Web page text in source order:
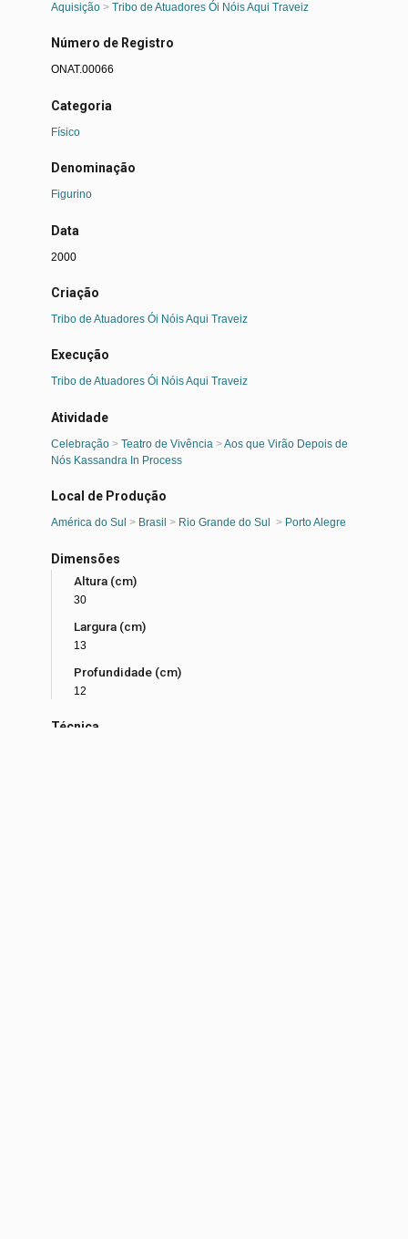
Aquisição> Tribo de Atuadores Ói Nóis Aqui Traveiz
Número de Registro
ONAT.00066
Categoria
Físico
Denominação
Figurino
Data
2000
Criação
Tribo de Atuadores Ói Nóis Aqui Traveiz
Execução
Tribo de Atuadores Ói Nóis Aqui Traveiz
Atividade
Celebração> Teatro de Vivência >Aos que Virão Depois de
Nós Kassandra In Process
Local de Produção
América do Sul > Brasil > Rio Grande do Sul > Porto Alegre
Dimensões
Altura (cm)
30
Largura (cm)
13
Profundidade (cm)
12
Técnica